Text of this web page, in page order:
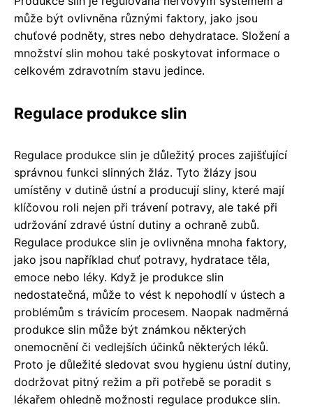
může být ovlivněna různými faktory, jako jsou
chuťové podněty, stres nebo dehydratace. Složení a
množství slin mohou také poskytovat informace o
celkovém zdravotním stavu jedince.
Regulace produkce slin
Regulace produkce slin je důležitý proces zajišťující
správnou funkci slinných žláz. Tyto žlázy jsou
umístěny v dutině ústní a producují sliny, které mají
klíčovou roli nejen při trávení potravy, ale také při
udržování zdravé ústní dutiny a ochraně zubů.
Regulace produkce slin je ovlivněna mnoha faktory,
jako jsou například chuť potravy, hydratace těla,
emoce nebo léky. Když je produkce slin
nedostatečná, může to vést k nepohodlí v ústech a
problémům s trávicím procesem. Naopak nadměrná
produkce slin může být známkou některých
onemocnění či vedlejších účinků některých léků.
Proto je důležité sledovat svou hygienu ústní dutiny,
dodržovat pitný režim a při potřebě se poradit s
lékařem ohledně možnosti regulace produkce slin.